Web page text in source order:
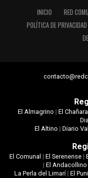
INICIO RED
POLÍTICA DE PRIVACIDAD
El Almagrino | El
El Altino | Diario
El Comunal | El Serenense|
| El Andacollino
La Perla del Limarí|El